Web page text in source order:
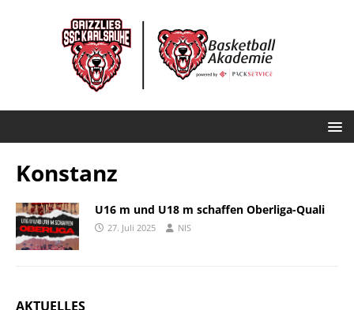
Konstanz
U16 m und U18 m schaffen Oberliga-Quali
27. Juli 2025 NIS
AKTUELLES